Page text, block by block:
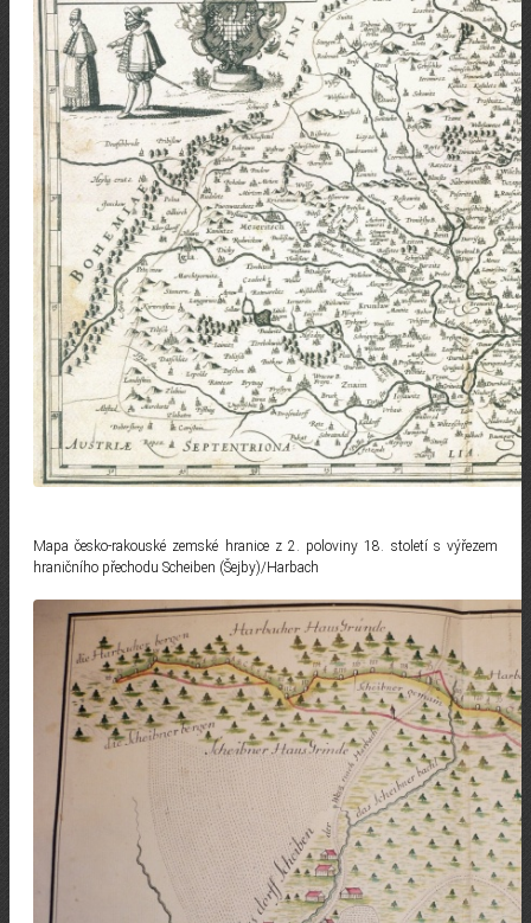
Mapa česko-rakouské zemské hranice z 2. poloviny 18. století s výřezem
hraničního přechodu Scheiben (Šejby)/Harbach